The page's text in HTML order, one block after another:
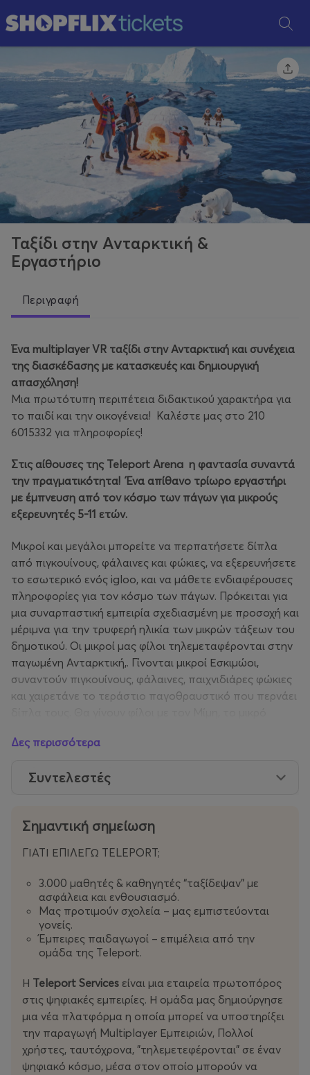
Ταξίδι στην Ανταρκτική &
Εργαστήριο
Περιγραφή
Ένα multiplayer VR ταξίδι στην Ανταρκτική και συνέχεια
της διασκέδασης με κατασκευές και δημιουργική
απασχόληση!
Μια πρωτότυπη περιπέτεια διδακτικού χαρακτήρα για
το παιδί και την οικογένεια! Καλέστε μας στο 210
6015332 για πληροφορίες!
Στις αίθουσες της Teleport Arena η φαντασία συναντά
την πραγματικότητα! Ένα απίθανο τρίωρο εργαστήρι
με έμπνευση από τον κόσμο των πάγων για μικρούς
εξερευνητές 5-11 ετών.
Μικροί και μεγάλοι μπορείτε να περπατήσετε δίπλα
από πιγκουίνους, φάλαινες και φώκιες, να εξερευνήσετε
το εσωτερικό ενός igloo, και να μάθετε ενδιαφέρουσες
πληροφορίες για τον κόσμο των πάγων. Πρόκειται για
μια συναρπαστική εμπειρία σχεδιασμένη με προσοχή και
μέριμνα για την τρυφερή ηλικία των μικρών τάξεων του
δημοτικού. Οι μικροί μας φίλοι τηλεμεταφέρονται στην
παγωμένη Ανταρκτική,. Γίνονται μικροί Εσκιμώοι,
συναντούν πιγκουίνους, φάλαινες, παιχνιδιάρες φώκιες
και χαιρετάνε το τεράστιο παγοθραυστικό που περνάει
τον μοναδικό κόσμο των πάγων.
Τα παιδιά συμμετέχουν ενεργά, πρόκειται για έναν
προαιρετική συνοδεία ενήλικα. Τα παιδιά εξερευνούν,
τον κόσμο των πάγων συνεργάζονται, δημιουργούν,
γελούν και μαθαίνουν — όλα μέσα από ευχάριστες και
βιωματικές δραστηριότητες. Η VR τεχνολογία γίνεται
εργαλείο μάθησης! Μέσα από τη διασκεδαστική
περιπέτεια στους πάγους παρέα με τον Μίμη τον μικρό
πιγκουίνο, και με δημιουργικά εργαστήρια (κατασκευές,
ζωγραφική και φυσικά, παιχνίδι), τα παιδιά
ανακαλύπτουν τον κόσμο με τον πιο διασκεδαστικό
τρόπο!
Ένας φανταστικός συνδυασμός περιπέτειας και
γνώσης θα απογειώσει τη βόλτα με το παιδί!
Μια εμπειρία που δεν πρέπει να χάσετε. Κάντε κράτηση
τώρα!
Δες περισσότερα
Συντελεστές
Σημαντική σημείωση
ΓΙΑΤΙ ΕΠΙΛΕΓΩ TELEPORT;
3.000 μαθητές & καθηγητές “ταξίδεψαν” με
ασφάλεια και ενθουσιασμό.
Μας προτιμούν σχολεία – μας εμπιστεύονται
γονείς.
Έμπειρες παιδαγωγοί – επιμέλεια από την
ομάδα της Teleport.
Η Teleport Services είναι μια εταιρεία πρωτοπόρος
στις ψηφιακές εμπειρίες. Η ομάδα μας δημιούργησε
μια νέα πλατφόρμα η οποία μπορεί να υποστηρίξει
την παραγωγή Multiplayer Εμπειριών, Πολλοί
χρήστες, ταυτόχρονα, "τηλεμετεφέρονται" σε έναν
ψηφιακό κόσμο, μέσα στον οποίο μπορούν να